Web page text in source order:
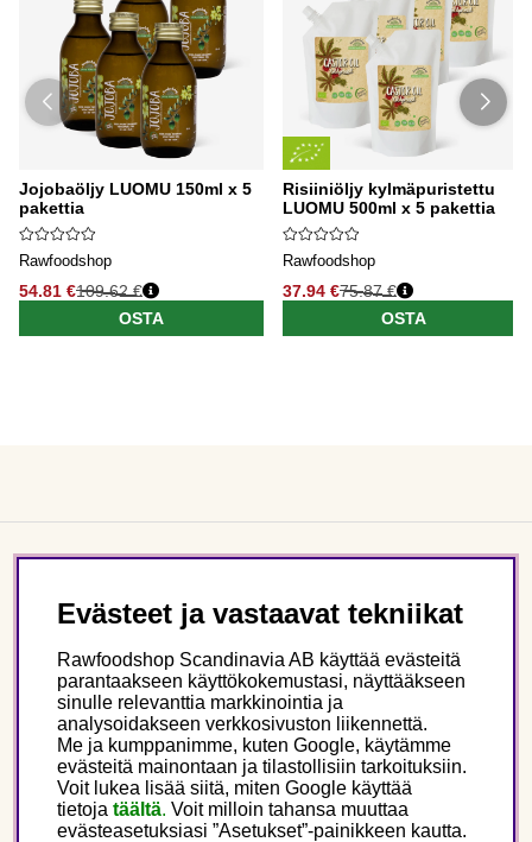
Jojobaöljy LUOMU 150ml x 5
pakettia
Rawfoodshop
54.81 €109.62 €
OSTA
Risiiniöljy kylmäpuristettu
LUOMU 500ml x 5 pakettia
Rawfoodshop
37.94 €75.87 €
OSTA
Seuraa meitä
Tämä on Rawfoodshop
Evästeet ja vastaavat tekniikat
Rawfoodshop Scandinavia AB käyttää evästeitä
parantaakseen käyttökokemustasi, näyttääkseen
sinulle relevanttia markkinointia ja
analysoidakseen verkkosivuston liikennettä.
Me ja kumppanimme, kuten Google, käytämme
evästeitä mainontaan ja tilastollisiin tarkoituksiin.
Voit lukea lisää siitä, miten Google käyttää
tietoja täältä. Voit milloin tahansa muuttaa
evästeasetuksiasi ”Asetukset”-painikkeen kautta.